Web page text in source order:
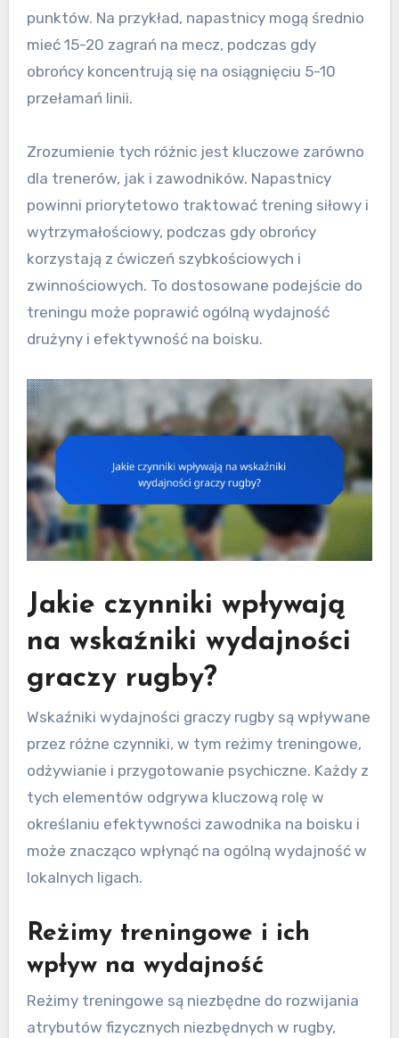
punktów. Na przykład, napastnicy mogą średnio
mieć 15-20 zagrań na mecz, podczas gdy
obrońcy koncentrują się na osiągnięciu 5-10
przełamań linii.
Zrozumienie tych różnic jest kluczowe zarówno
dla trenerów, jak i zawodników. Napastnicy
powinni priorytetowo traktować trening siłowy i
wytrzymałościowy, podczas gdy obrońcy
korzystają z ćwiczeń szybkościowych i
zwinnościowych. To dostosowane podejście do
treningu może poprawić ogólną wydajność
drużyny i efektywność na boisku.
Jakie czynniki wpływają
na wskaźniki wydajności
graczy rugby?
Wskaźniki wydajności graczy rugby są wpływane
przez różne czynniki, w tym reżimy treningowe,
odżywianie i przygotowanie psychiczne. Każdy z
tych elementów odgrywa kluczową rolę w
określaniu efektywności zawodnika na boisku i
może znacząco wpłynąć na ogólną wydajność w
lokalnych ligach.
Reżimy treningowe i ich
wpływ na wydajność
Reżimy treningowe są niezbędne do rozwijania
atrybutów fizycznych niezbędnych w rugby,